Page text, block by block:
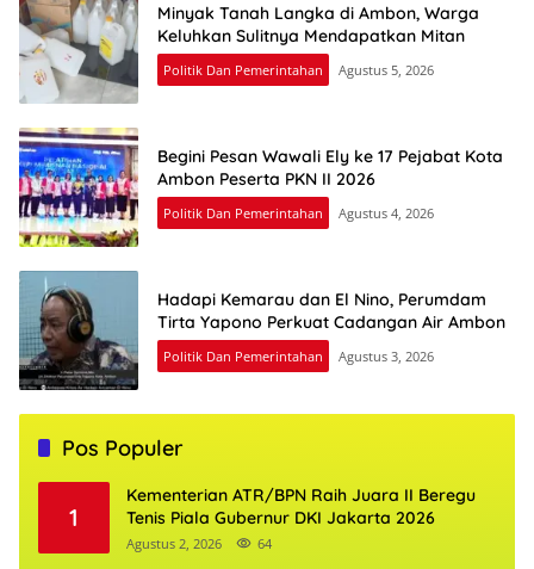
Minyak Tanah Langka di Ambon, Warga
Keluhkan Sulitnya Mendapatkan Mitan
Politik Dan Pemerintahan Agustus 5, 2026
Begini Pesan Wawali Ely ke 17 Pejabat Kota
Ambon Peserta PKN II 2026
Politik Dan Pemerintahan Agustus 4, 2026
Hadapi Kemarau dan El Nino, Perumdam
Tirta Yapono Perkuat Cadangan Air Ambon
Politik Dan Pemerintahan Agustus 3, 2026
Pos Populer
1
Kementerian ATR/BPN Raih Juara II Beregu
Tenis Piala Gubernur DKI Jakarta 2026
Agustus 2, 2026 64